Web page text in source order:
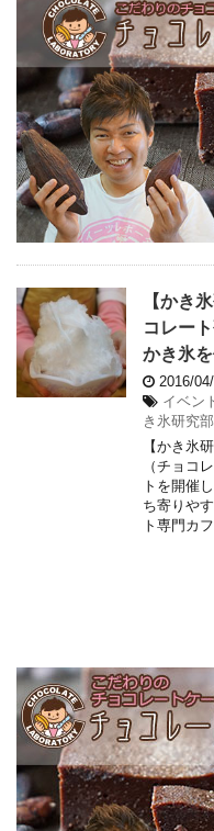
【かき
コレー
かき氷
2016/
イベン
き氷研究
【かき氷
（チョコ
トを開催
ち寄りや
ト専門カ